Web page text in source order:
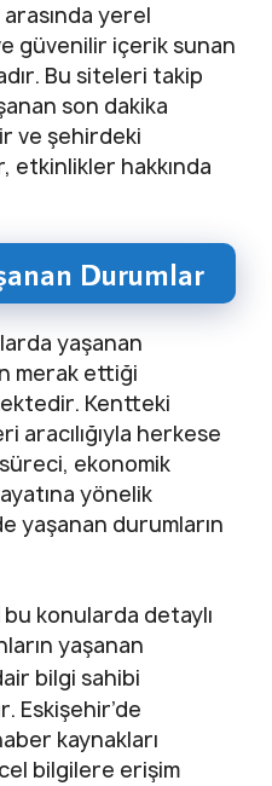
yerel
güvenilir içerik sunan
Bu siteleri takip
son dakika
ve şehirdeki
etkinlikler hakkında
Durumlar
yaşanan
merak ettiği
Kentteki
aracılığıyla herkese
ekonomik
yönelik
yaşanan durumların
bu konularda detaylı
yaşanan
bilgi sahibi
Eskişehir’de
kaynakları
bilgilere erişim